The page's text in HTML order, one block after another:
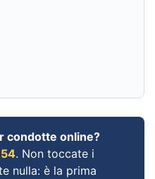
condotte online?
. Non toccate i
nulla: è la prima